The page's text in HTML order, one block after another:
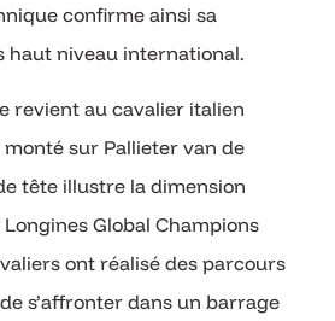
confirme ainsi sa
haut niveau international.
revient au cavalier italien
sur Pallieter van de
tête illustre la dimension
Global Champions
ont réalisé des parcours
s’affronter dans un barrage